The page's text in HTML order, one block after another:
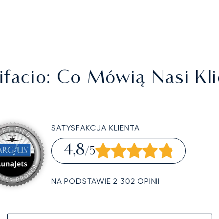
: Co Mówią Nasi
SATYSFAKCJA KLIENTA
4,8/5
NA PODSTAWIE 2 302 OPINII